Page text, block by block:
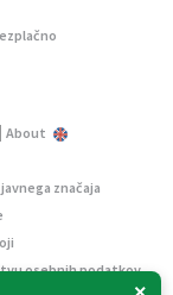
About
značaja
osebnih podatkov